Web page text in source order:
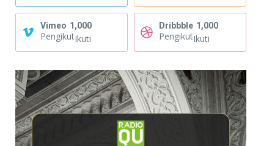
Vimeo 1,000
PengikutIkuti
Dribbble 1,000
PengikutIkuti